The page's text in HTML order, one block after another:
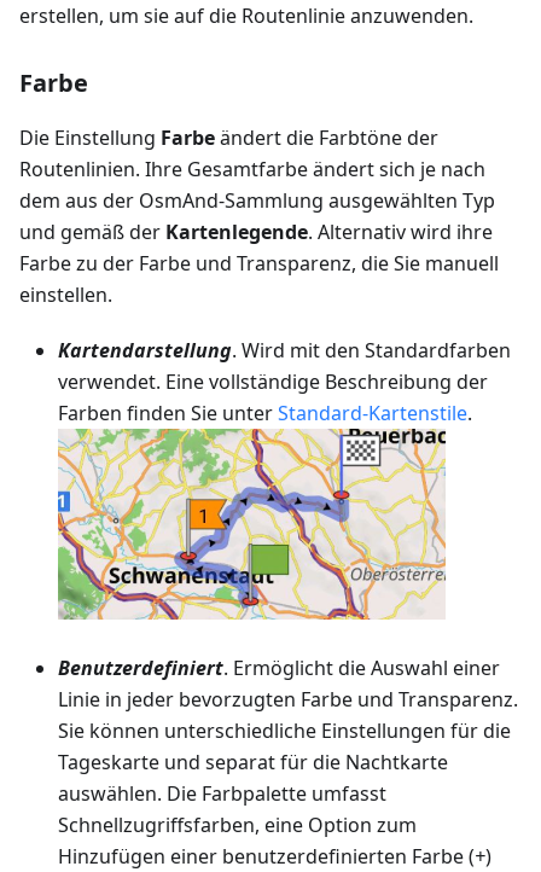
erstellen, um sie auf die Routenlinie anzuwenden.
Farbe
Die Einstellung Farbeändert die Farbtöne der
Routenlinien. Ihre Gesamtfarbe ändert sich je nach
dem aus der OsmAnd-Sammlung ausgewählten Typ
und gemäß der Kartenlegende. Alternativ wird ihre
Farbe zu der Farbe und Transparenz, die Sie manuell
einstellen.
Kartendarstellung. Wird mit den Standardfarben
verwendet. Eine vollständige Beschreibung der
Farben finden Sie unterStandard-Kartenstile.
Benutzerdefiniert. Ermöglicht die Auswahl einer
Linie in jeder bevorzugten Farbe und Transparenz.
Sie können unterschiedliche Einstellungen für die
Tageskarte und separat für die Nachtkarte
auswählen. Die Farbpalette umfasst
Schnellzugriffsfarben, eine Option zum
Hinzufügen einer benutzerdefinierten Farbe (+)